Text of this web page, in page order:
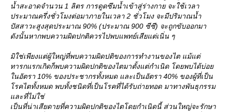
น้ำสะอาดจำนวน 1 ลิตร การดูดซึมน้ำเข้าสู่ร่างกาย จะใช้เวลา
ประมาณครึ่งชั่วโมงต่อมาภายในเวลา 2 ชั่วโมง จะมีปริมาณน้ำ
ปัสสาวะสูงสุดประมาณ 90% (ประมาณ 900 ซีซี) จะถูกขับออกมา
ดังนั้นหากพบความผิดปกติควรไปพบแพทย์เสียแต่เนิ่น ๆ
มิใช่เพียงแต่ผู้ใหญ่ที่พบความผิดปติของการทำงานของไต แม้แต่
ทารกแรกเกิดก็พบความผิดปกติของไตมาตั้งแต่กำเนิด โดยพบได้บ่อ
นอัตรา 10% ของประชากรทั้งหมด และเป็นอัตรา 40% ของผู้ที่เป็น
รคไตทั้งหมด พบทั้งชนิดที่เป็นโรคที่ได้รับถ่ายทอด มาทางพันธุกรรม
ละที่ไม่ใช่
เป็นที่น่าเสียดายที่ความผิดปกติของไตโดยกำเนิดนี้ ส่วนใหญ่จะรักษา